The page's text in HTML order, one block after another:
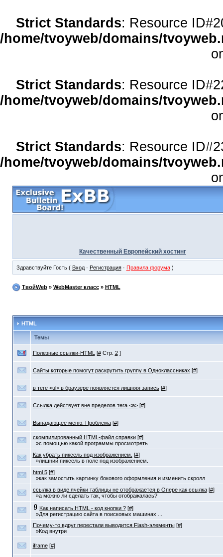
Strict Standards: Resource
/home/tvoyweb/domains/
Strict Standards: Resource
/home/tvoyweb/domains/
Strict Standards: Resource
/home/tvoyweb/domains/
Качественный Европейский хостинг
Здравствуйте Гость ( Вход· Регистрация· Правила форума)
ТвойWeb» WebMaster класс» HTML
HTML
Темы
Полезные ссылки-HTML [#Стр. 2]
Сайты которые помогут раскрутить группу в Одноклассниках [#]
в теге <ul> в браузере появляется лишняя запись[#]
Ссылка действует вне пределов тега <a>[#]
Выпадающее меню. Проблема[#]
скомпилированный HTML-файл справки[#]
»с помощью какой программы просмотреть
Как убрать пиксель под изображением. [#]
»лишний пиксель в поле под изображением.
html 5[#]
»как замостить картинку бокового оформления и изменить скролл
ссылка в виде ячейки таблицы не отображается в Опере как ссылка[#]
»а можно ли сделать так, чтобы отображалась?
Kак написать HTML - код кнопки ?[#]
»Для регистрацию сайта в поисковых машинах ...
Почему-то вдруг перестали выводится Flash-элементы[#]
»Код внутри
iframe[#]